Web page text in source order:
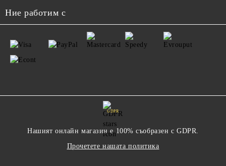
Ние работим с
GDPR
Нашият онлайн магазин е 100% съобразен с GDPR.
Прочетете нашата политика